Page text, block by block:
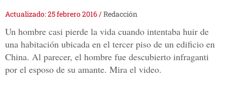
Actualizado: 25 febrero 2016/Redacción
Un hombre casi pierde la vida cuando intentaba huir de
una habitación ubicada en el tercer piso de un edificio en
China. Al parecer, el hombre fue descubierto infraganti
por el esposo de su amante. Mira el video.